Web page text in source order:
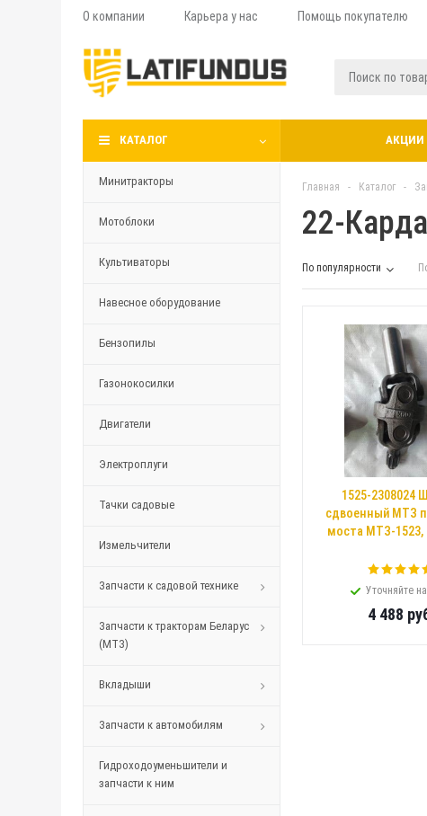
О компании Карьера у нас Помощь покупателю
КАТАЛОГ АКЦИИ
Минитракторы
Мотоблоки
Культиваторы
Навесное оборудование
Бензопилы
Газонокосилки
Двигатели
Электроплуги
Тачки садовые
Измельчители
Запчасти к садовой технике
Запчасти к тракторам Беларус
(МТЗ)
Вкладыши
Запчасти к автомобилям
Гидроходоуменьшители и
запчасти к ним
Главная - Каталог -
22-
По популярности
1525-2308024
сдвоенный МТЗ
моста МТЗ-1523,
Уточняйте
4 488